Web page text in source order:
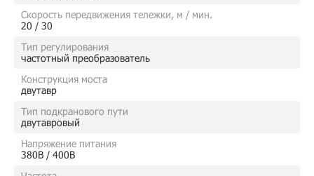
Скорость передвижения тележки, м / мин.
20 / 30
Тип регулирования
частотный преобразователь
Конструкция моста
двутавр
Тип подкранового пути
двутавровый
Напряжение питания
380В / 400В